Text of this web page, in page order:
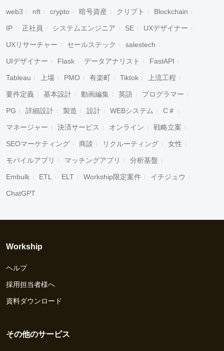
web3 nft crypto 暗号資産 クリプト Blockchain
IP 正社員 システムエンジニア SE UXデザイナー
UXリサーチャー セールステック salestech
UIデザイナー Flask データアナリスト FastAPI
Tableau 上場 PMO 有楽町 Tiktok 上流工程
要件定義 基本設計 動画編集 英語 プログラマー
PG 詳細設計 製造 設計 WEBシステム C＃
マネージャー 決済サービス オンライン 戦略立案
SEOマーケティング 商談 リクルーティング 女性
モバイルアプリ マッチングアプリ 分析基盤
Embulk ETL ELT Workship限定案件 イチジュウ
ChatGPT
Workship
ヘルプ
採用担当者様へ
資料ダウンロード
その他のサービス